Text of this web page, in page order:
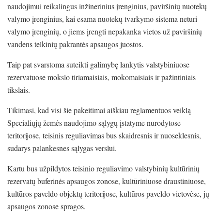
naudojimui reikalingus inžinerinius įrenginius, paviršinių nuotekų
valymo įrenginius, kai esama nuotekų tvarkymo sistema neturi
valymo įrenginių, o jiems įrengti nepakanka vietos už paviršinių
vandens telkinių pakrantės apsaugos juostos.
Taip pat svarstoma suteikti galimybę lankytis valstybiniuose
rezervatuose mokslo tiriamaisiais, mokomaisiais ir pažintiniais
tikslais.
Tikimasi, kad visi šie pakeitimai aiškiau reglamentuos veiklą
Specialiųjų žemės naudojimo sąlygų įstatyme nurodytose
teritorijose, teisinis reguliavimas bus skaidresnis ir nuoseklesnis,
sudarys palankesnes sąlygas verslui.
Kartu bus užpildytos teisinio reguliavimo valstybinių kultūrinių
rezervatų buferinės apsaugos zonose, kultūriniuose draustiniuose,
kultūros paveldo objektų teritorijose, kultūros paveldo vietovėse, jų
apsaugos zonose spragos.